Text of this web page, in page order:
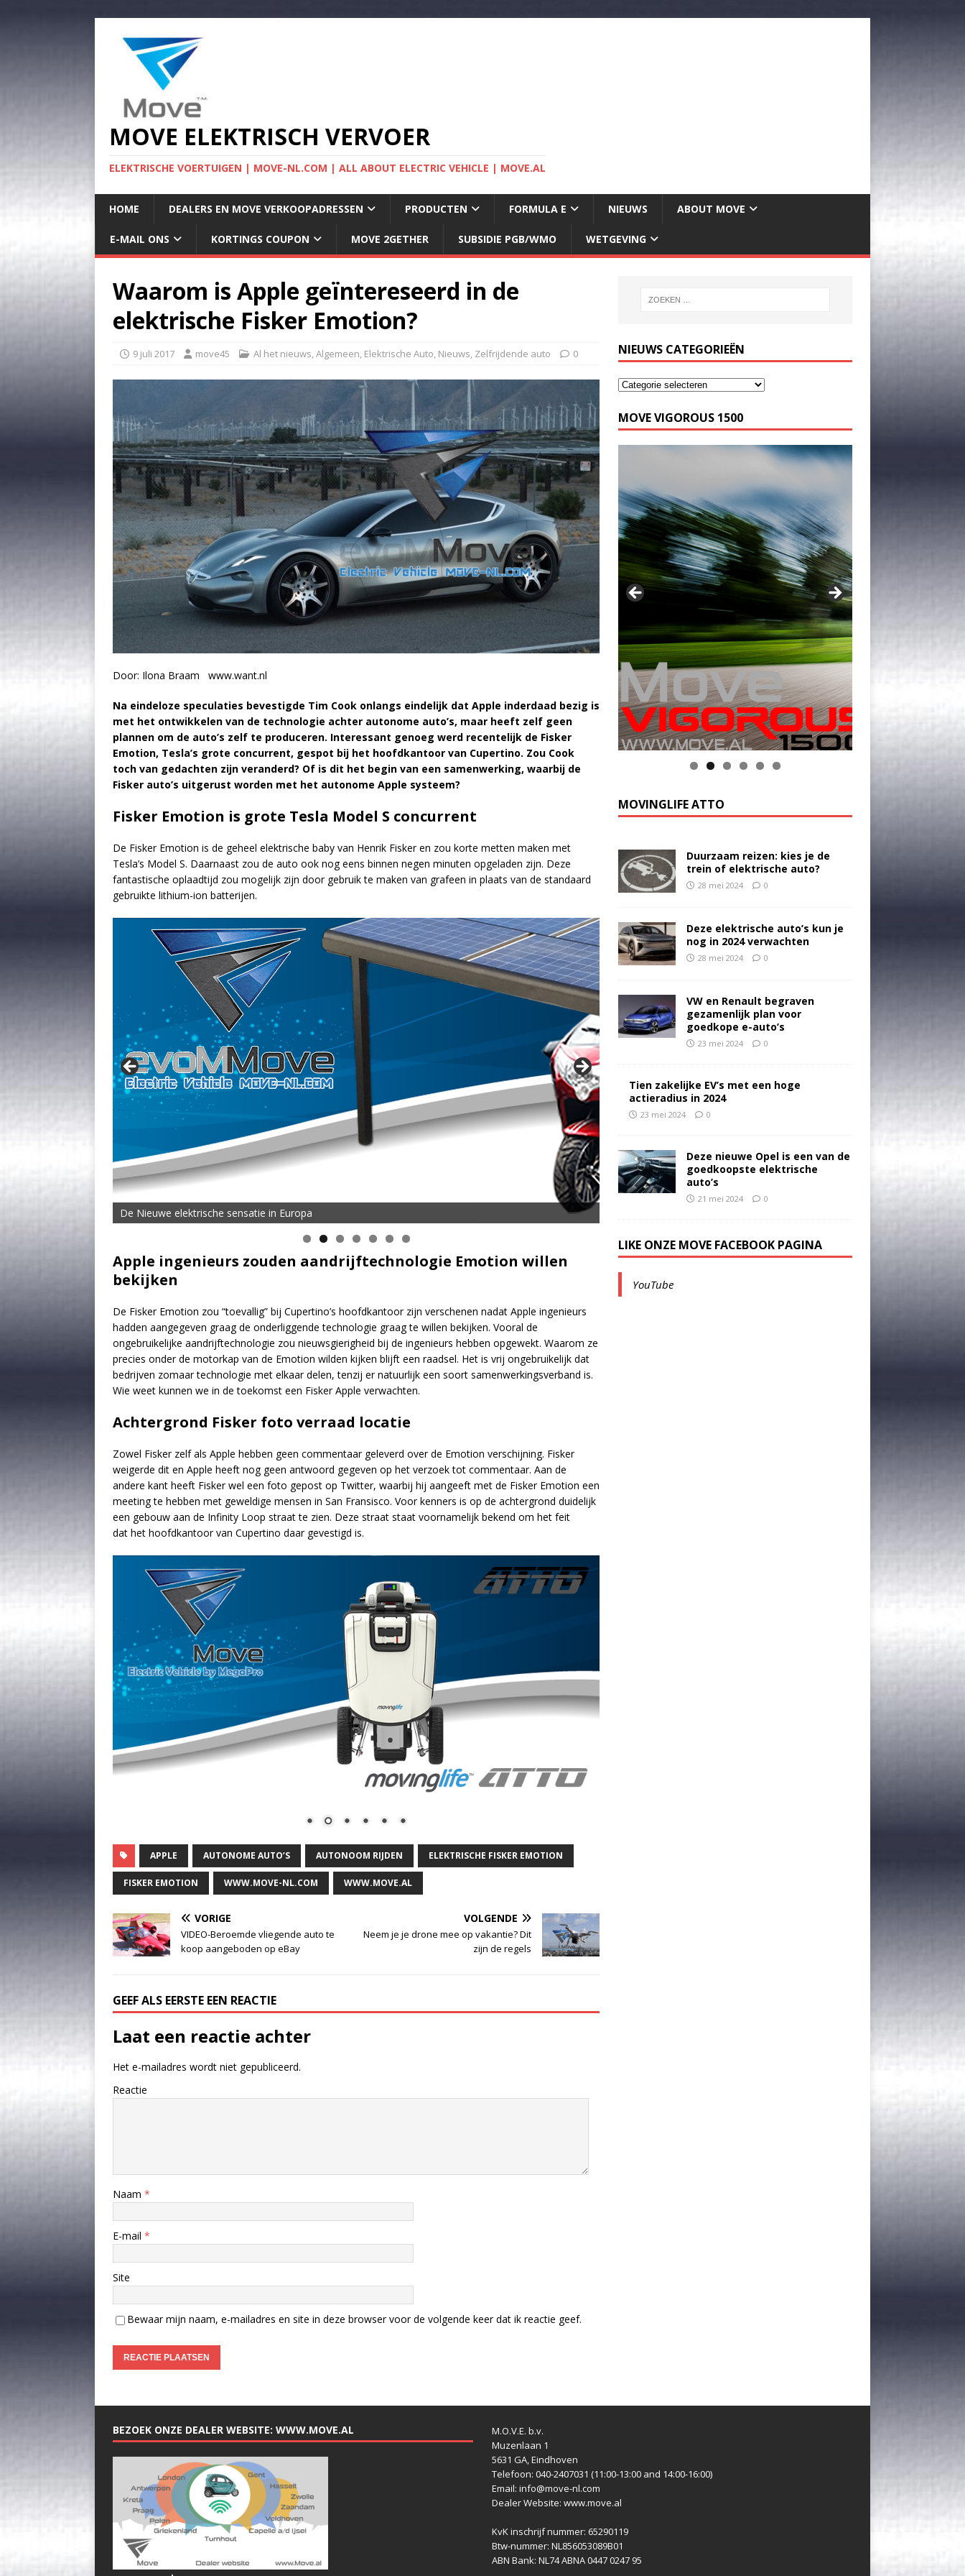
MOVE ELEKTRISCH VERVOER
ELEKTRISCHE VOERTUIGEN | MOVE-NL.COM | ALL ABOUT ELECTRIC VEHICLE | MOVE.AL
HOME DEALERS EN MOVE VERKOOPADRESSEN PRODUCTEN FORMULA E NIEUWS ABOUT MOVE
E-MAIL ONS KORTINGS COUPON MOVE 2GETHER SUBSIDIE PGB/WMO WETGEVING
Waarom is Apple geïntereseerd in de
elektrische Fisker Emotion?
9 juli 2017 move45 Al het nieuws,Algemeen, Elektrische Auto, Nieuws, Zelfrijdende auto 0
Door: Ilona Braam www.want.nl
Na eindeloze speculaties bevestigde Tim Cook onlangs eindelijk dat Apple inderdaad bezig is
met het ontwikkelen van de technologie achter autonome auto’s, maar heeft zelf geen
plannen om de auto’s zelf te produceren. Interessant genoeg werd recentelijk de Fisker
Emotion, Tesla’s grote concurrent, gespot bij het hoofdkantoor van Cupertino. Zou Cook
toch van gedachten zijn veranderd? Of is dit het begin van een samenwerking, waarbij de
Fisker auto’s uitgerust worden met het autonome Apple systeem?
Fisker Emotion is grote Tesla Model S concurrent
De Fisker Emotion is de geheel elektrische baby van Henrik Fisker en zou korte metten maken met
Tesla’s Model S. Daarnaast zou de auto ook nog eens binnen negen minuten opgeladen zijn. Deze
fantastische oplaadtijd zou mogelijk zijn door gebruik te maken van grafeen in plaats van de standaard
gebruikte lithium-ion batterijen.
De Nieuwe elektrische sensatie in Europa
Apple ingenieurs zouden aandrijftechnologie Emotion willen
bekijken
De Fisker Emotion zou “toevallig” bij Cupertino’s hoofdkantoor zijn verschenen nadat Apple ingenieurs
hadden aangegeven graag de onderliggende technologie graag te willen bekijken. Vooral de
ongebruikelijke aandrijftechnologie zou nieuwsgierigheid bij de ingenieurs hebben opgewekt. Waarom ze
precies onder de motorkap van de Emotion wilden kijken blijft een raadsel. Het is vrij ongebruikelijk dat
bedrijven zomaar technologie met elkaar delen, tenzij er natuurlijk een soort samenwerkingsverband is.
Wie weet kunnen we in de toekomst een Fisker Apple verwachten.
Achtergrond Fisker foto verraad locatie
Zowel Fisker zelf als Apple hebben geen commentaar geleverd over de Emotion verschijning. Fisker
weigerde dit en Apple heeft nog geen antwoord gegeven op het verzoek tot commentaar. Aan de
andere kant heeft Fisker wel een foto gepost op Twitter, waarbij hij aangeeft met de Fisker Emotion een
meeting te hebben met geweldige mensen in San Fransisco. Voor kenners is op de achtergrond duidelijk
een gebouw aan de Infinity Loop straat te zien. Deze straat staat voornamelijk bekend om het feit
dat het hoofdkantoor van Cupertino daar gevestigd is.
APPLE AUTONOME AUTO’S AUTONOOM RIJDEN ELEKTRISCHE FISKER EMOTION
FISKER EMOTION WWW.MOVE-NL.COM WWW.MOVE.AL
VORIGE
VIDEO-Beroemde vliegende auto te
koop aangeboden op eBay
VOLGENDE
Neem je je drone mee op vakantie? Dit
zijn de regels
GEEF ALS EERSTE EEN REACTIE
Laat een reactie achter
Het e-mailadres wordt niet gepubliceerd.
Reactie
Naam *
E-mail *
Site
Bewaar mijn naam, e-mailadres en site in deze browser voor de volgende keer dat ik reactie geef.
NIEUWS CATEGORIEËN
MOVE VIGOROUS 1500
MOVINGLIFE ATTO
Duurzaam reizen: kies je de
trein of elektrische auto?
28 mei 2024 0
Deze elektrische auto’s kun je
nog in 2024 verwachten
28 mei 2024 0
VW en Renault begraven
gezamenlijk plan voor
goedkope e-auto’s
23 mei 2024 0
Tien zakelijke EV’s met een hoge
actieradius in 2024
23 mei 2024 0
Deze nieuwe Opel is een van de
goedkoopste elektrische
auto’s
21 mei 2024 0
LIKE ONZE MOVE FACEBOOK PAGINA
YouTube
BEZOEK ONZE DEALER WEBSITE: WWW.MOVE.AL
M.O.V.E. b.v.
Muzenlaan 1
5631 GA, Eindhoven
Telefoon: 040-2407031 (11:00-13:00 and 14:00-16:00)
Email: info@move-nl.com
Dealer Website: www.move.al
KvK inschrijf nummer: 65290119
Btw-nummer: NL856053089B01
ABN Bank: NL74 ABNA 0447 0247 95